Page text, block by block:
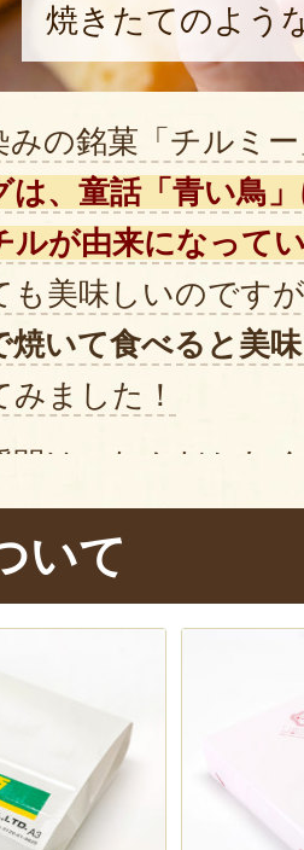
焼きたてのよう
みの銘菓「チルミ
は、童話「青い鳥
ルが由来になって
も美味しいのです
焼いて食べると美
ました！
間は、なんだかわ
ーの香りとともに
りだけでも幸せな
いっぱいに広がり
と、刻んだ栗
が焦げて、端っこ
いて